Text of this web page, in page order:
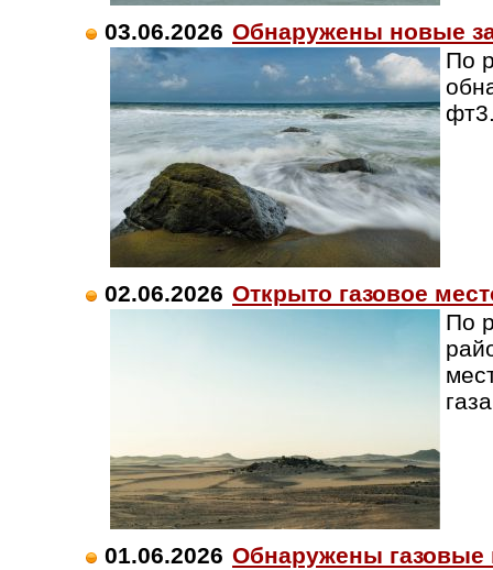
03.06.2026 Обнаружены новые
По
02.06.2026 Открыто газовое
По
01.06.2026 Обнаружены